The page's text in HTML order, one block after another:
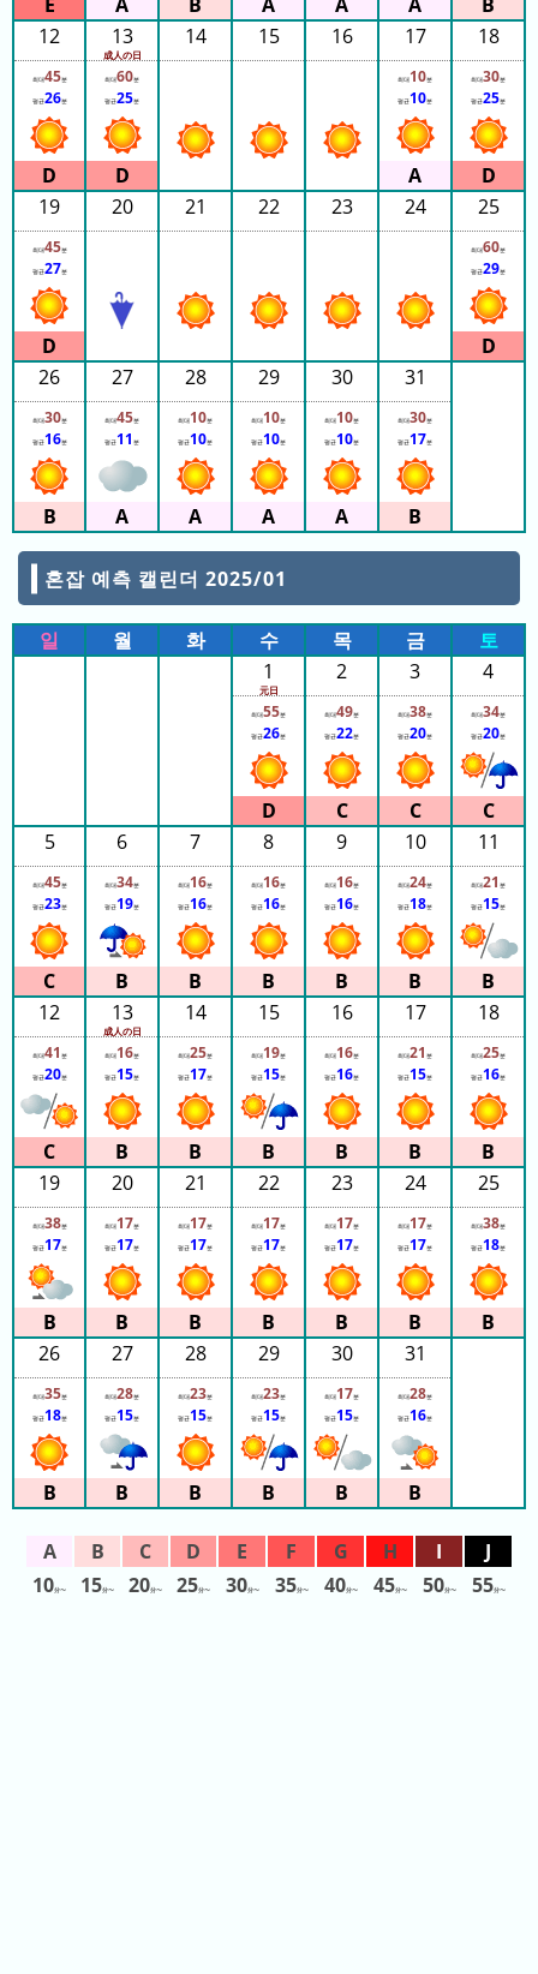
ご
と)
2025
년
(月
ご
2024
년
2023
(月
2026
년
と)
2024
년
(日
ご
2023
년
(日
ご
시
래
프
목
대
퓨
12
최대45분
평균26분
13
成人の日
최대60분
평균25분
14 15 16 17
최대 10분
평균10분
18
최대30분
평균25분
19
최대45분
평균27분
20 21 22 23 24 25
최대60분
평균29분
26
최대30분
평균16분
27
최대45분
평균11 분
28
최대 10분
평균10분
29
최대 10분
평균10분
30
최대 10분
평균10분
31
최대30분
평균17분
혼잡 예측 캘린더 2025/01
일 월 화 수 목 금
토
1
元日
최대55분
평균26분
2
최대49분
평균22분
3
최대38분
평균20분
4
최대34분
평균20분
5
최대45분
평균23분
6
최대34분
평균19분
7
최대 16분
평균16분
8
최대 16분
평균16분
9
최대 16분
평균16분
10
최대24분
평균18분
11
최대21 분
평균15분
12
최대41 분
평균20분
13
成人の日
최대 16분
평균15분
14
최대25분
평균17분
15
최대 19분
평균15분
16
최대 16분
평균16분
17
최대21 분
평균15분
18
최대25분
평균16분
19
최대38분
평균17분
20
최대 17분
평균17분
21
최대 17분
평균17분
22
최대 17분
평균17분
23
최대 17분
평균17분
24
최대 17분
평균17분
25
최대38분
평균18분
26
최대35분
평균18분
27
최대28분
평균15분
28
최대23분
평균15분
29
최대23분
평균15분
30
최대 17분
평균15분
31
최대28분
평균16분
10分〜 15分〜 20分〜 25分〜 30分〜 35分〜 40分〜 45分〜 50分〜 55分〜